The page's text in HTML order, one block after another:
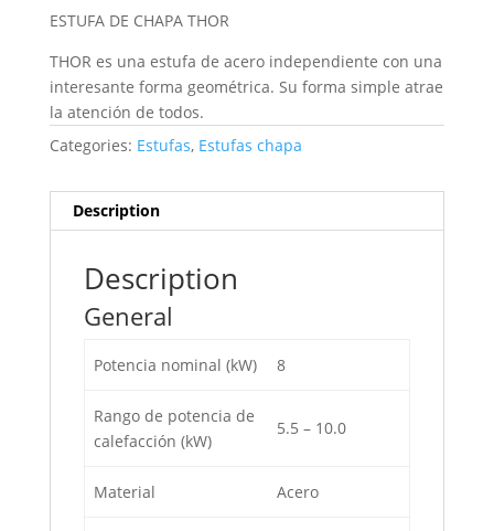
ESTUFA DE CHAPA THOR
THOR es una estufa de acero independiente con una
interesante forma geométrica. Su forma simple atrae
la atención de todos.
Categories: Estufas, Estufas chapa
Description
Description
General
Potencia nominal (kW) 8
Rango de potencia de
calefacción (kW)
5.5 – 10.0
Material Acero